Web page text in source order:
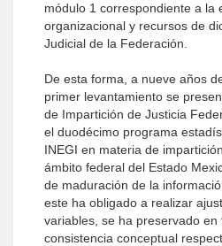
módulo 1 correspondiente a la
organizacional y recursos de
Judicial de la Federación.
De esta forma, a nueve años
primer levantamiento se
de Impartición de Justicia
el duodécimo programa
INEGI en materia de
ámbito federal del Estado
de maduración de la
este ha obligado a realizar
variables, se ha preservado en
consistencia conceptual